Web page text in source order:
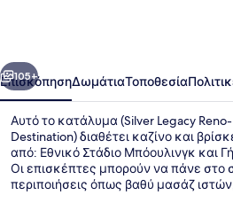
Rewards
Destination
Επόμενο
105+
ΕπισκόπησηΔωμάτιαΤοποθεσία
Αυτό το κατάλυμα (Silver Legacy Reno-
Destination) διαθέτει καζίνο και
από: Εθνικό Στάδιο Μπόουλινγκ και
Οι επισκέπτες μπορούν να πάνε στο
περιποιήσεις όπως βαθύ μασάζ